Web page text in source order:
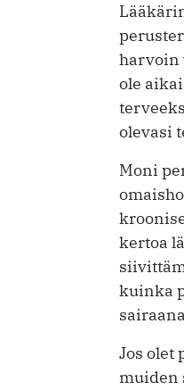
harvoin
ole
olevasi
Moni
kertoa
kuinka
Jos olet
muiden